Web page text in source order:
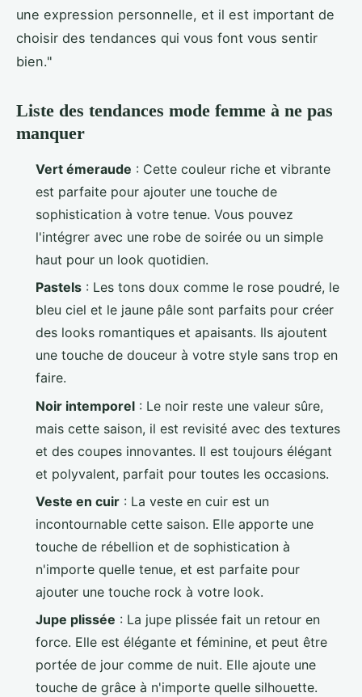
une expression personnelle, et il est important de
choisir des tendances qui vous font vous sentir
bien."
Liste des tendances mode femme à ne pas
manquer
Vert émeraude : Cette couleur riche et vibrante
est parfaite pour ajouter une touche de
sophistication à votre tenue. Vous pouvez
l'intégrer avec une robe de soirée ou un simple
haut pour un look quotidien.
Pastels : Les tons doux comme le rose poudré, le
bleu ciel et le jaune pâle sont parfaits pour créer
des looks romantiques et apaisants. Ils ajoutent
une touche de douceur à votre style sans trop en
faire.
Noir intemporel : Le noir reste une valeur sûre,
mais cette saison, il est revisité avec des textures
et des coupes innovantes. Il est toujours élégant
et polyvalent, parfait pour toutes les occasions.
Veste en cuir : La veste en cuir est un
incontournable cette saison. Elle apporte une
touche de rébellion et de sophistication à
n'importe quelle tenue, et est parfaite pour
ajouter une touche rock à votre look.
Jupe plissée : La jupe plissée fait un retour en
force. Elle est élégante et féminine, et peut être
portée de jour comme de nuit. Elle ajoute une
touche de grâce à n'importe quelle silhouette.